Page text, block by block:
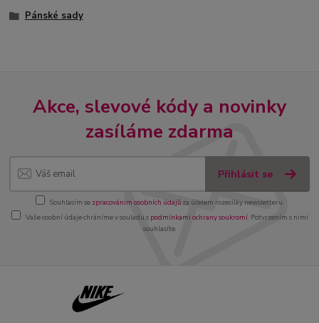
Pánské sady
Akce, slevové kódy a novinky
zasíláme zdarma
Přihlásit se
Souhlasím se zpracováním osobních údajůza účelem rozesílky newsletteru.
Vaše osobní údaje chráníme v souladu s podmínkami ochrany soukromí. Potvrzením s nimi
souhlasíte.